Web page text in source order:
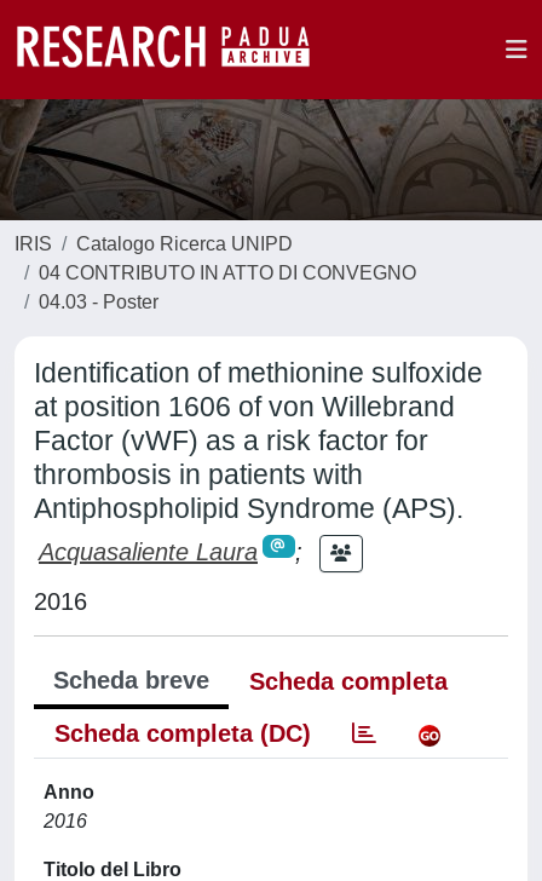
IRIS
Catalogo Ricerca UNIPD
04 CONTRIBUTO IN ATTO DI CONVEGNO
04.03 - Poster
Identification of methionine sulfoxide
at position 1606 of von Willebrand
Factor (vWF) as a risk factor for
thrombosis in patients with
Antiphospholipid Syndrome (APS).
Acquasaliente Laura
;
2016
Scheda breve
Scheda completa
Scheda completa (DC)
Anno
2016
Titolo del Libro